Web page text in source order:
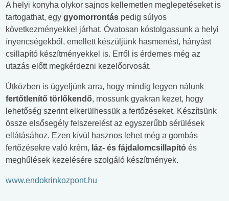
A helyi konyha olykor sajnos kellemetlen meglepetéseket is
tartogathat, egy gyomorrontás pedig súlyos
következményekkel járhat. Óvatosan kóstolgassunk a helyi
ínyencségekből, emellett készüljünk hasmenést, hányást
csillapító készítményekkel is. Erről is érdemes még az
utazás előtt megkérdezni kezelőorvosát.
Útközben is ügyeljünk arra, hogy mindig legyen nálunk
fertőtlenítő törlőkendő, mossunk gyakran kezet, hogy
lehetőség szerint elkerülhessük a fertőzéseket. Készítsünk
össze elsősegély felszerelést az egyszerűbb sérülések
ellátásához. Ezen kívül hasznos lehet még a gombás
fertőzésekre való krém, láz- és fájdalomcsillapító és
meghűlések kezelésére szolgáló készítmények.
www.endokrinkozpont.hu